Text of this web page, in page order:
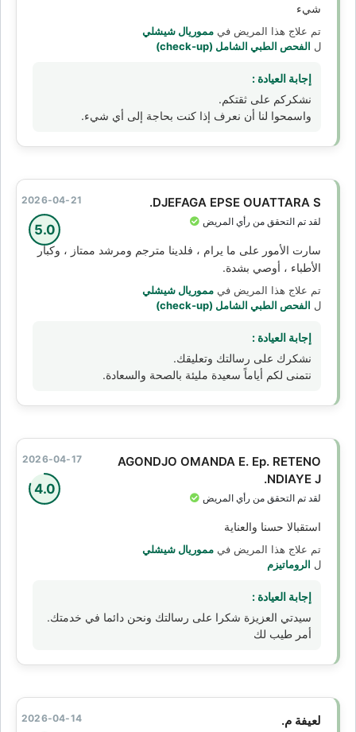
شيء
تم علاج هذا المريض في مموريال شيشلي
ل الفحص الطبي الشامل (check-up)
إجابة العيادة :
نشكركم على ثقتكم.
واسمحوا لنا أن نعرف إذا كنت بحاجة إلى أي شيء.
5.0
DJEFAGA EPSE OUATTARA S.
لقد تم التحقق من رأي المريض
2026-04-21
سارت الأمور على ما يرام ، فلدينا مترجم ومرشد ممتاز ، وكبار
الأطباء ، أوصي بشدة.
تم علاج هذا المريض في مموريال شيشلي
ل الفحص الطبي الشامل (check-up)
إجابة العيادة :
نشكرك على رسالتك وتعليقك.
نتمنى لكم أياماً سعيدة مليئة بالصحة والسعادة.
4.0
AGONDJO OMANDA E. Ep. RETENO
NDIAYE J.
لقد تم التحقق من رأي المريض
2026-04-17
استقبالا حسنا والعناية
تم علاج هذا المريض في مموريال شيشلي
ل الروماتيزم
إجابة العيادة :
سيدتي العزيزة شكرا على رسالتك ونحن دائما في خدمتك.
أمر طيب لك
لعيفة م. 2026-04-14